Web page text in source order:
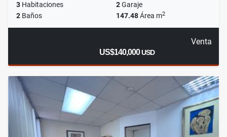
3 Habitaciones 2Garaje
2 Baños 147.48Área m2
Venta
US$140,000USD